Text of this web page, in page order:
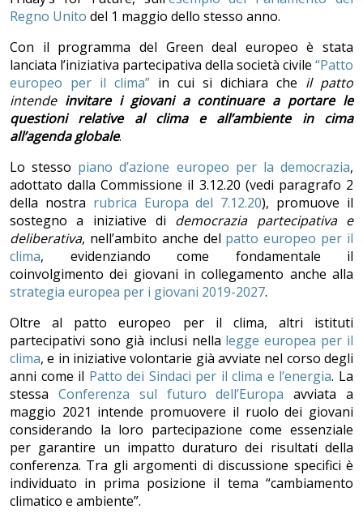
Regno Unito del 1 maggio dello stesso anno.
Con il programma del Green deal europeo è stata
lanciata l’iniziativa partecipativa della società civile “Patto
europeo per il clima” in cui si dichiara che il patto
intende invitare i giovani a continuare a portare le
questioni relative al clima e all’ambiente in cima
all’agenda globale.
Lo stesso piano d’azione europeo per la democrazia,
adottato dalla Commissione il 3.12.20 (vedi paragrafo 2
della nostra rubrica Europa del 7.12.20), promuove il
sostegno a iniziative di democrazia partecipativa e
deliberativa, nell’ambito anche del patto europeo per il
clima, evidenziando come fondamentale il
coinvolgimento dei giovani in collegamento anche alla
strategia europea per i giovani 2019-2027.
Oltre al patto europeo per il clima, altri istituti
partecipativi sono già inclusi nella legge europea per il
clima, e in iniziative volontarie già avviate nel corso degli
anni come il Patto dei Sindaci per il clima e l’energia. La
stessa Conferenza sul futuro dell’Europa avviata a
maggio 2021 intende promuovere il ruolo dei giovani
considerando la loro partecipazione come essenziale
per garantire un impatto duraturo dei risultati della
conferenza. Tra gli argomenti di discussione specifici è
individuato in prima posizione il tema “cambiamento
climatico e ambiente”.